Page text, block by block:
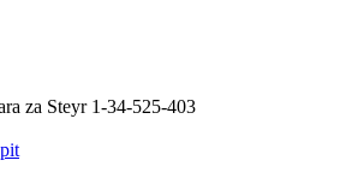
za Steyr 1-34-525-403